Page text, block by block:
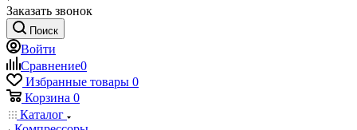
Заказать звонок
Поиск
Войти
Сравнение0
Избранные товары 0
Корзина 0
Каталог